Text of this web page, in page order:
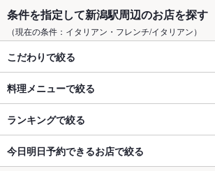
条件を指定して新潟駅周辺のお店を探す
（現在の条件：イタリアン・フレンチ/イタリアン）
こだわりで絞る
料理メニューで絞る
ランキングで絞る
今日明日予約できるお店で絞る